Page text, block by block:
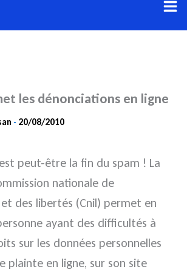
les dénonciations en ligne
- 20/08/2010
peut-être la fin du spam ! La
nationale de
des libertés (Cnil) permet en
ayant des difficultés à
sur les données personnelles
plainte en ligne, sur son site